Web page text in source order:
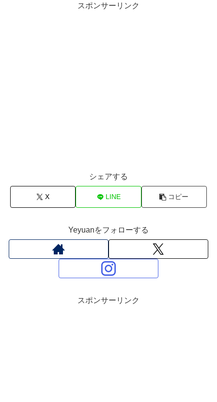
スポンサーリンク
シェアする
X LINE コピー
Yeyuanをフォローする
スポンサーリンク